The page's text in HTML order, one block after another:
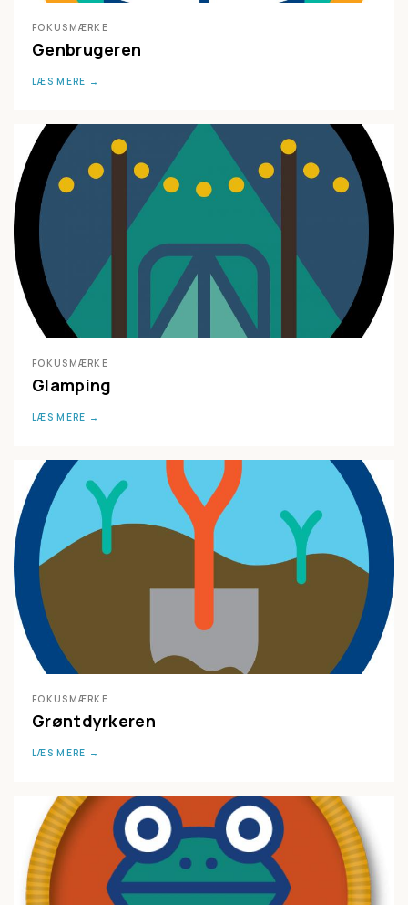
FOKUSMÆRKE
Genbrugeren
LÆS MERE
FOKUSMÆRKE
Glamping
LÆS MERE
FOKUSMÆRKE
Grøntdyrkeren
LÆS MERE